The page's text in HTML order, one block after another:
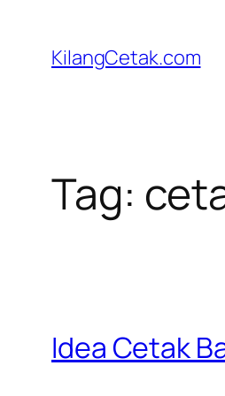
content
KilangCetak.com
Tag:
Idea Cetak